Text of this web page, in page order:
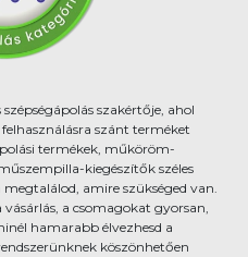
szakértője, ahol
szánt terméket
termékek, műköröm-
kiegészítők széles
amire szükséged van.
a csomagokat gyorsan,
hamarabb élvezhesd a
köszönhetően